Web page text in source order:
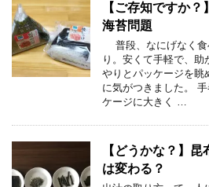
【ご存知ですか
海苔問題
普段、なにげなく食
り。安くて手軽で、助
やりとパッケージを眺
に気がつきました。
ケージに大きく …
【どうかな？】
は変わる？